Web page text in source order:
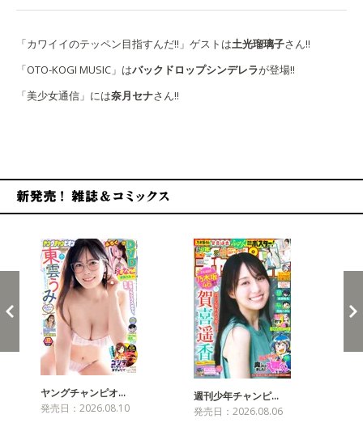
「カワイイのテッペン目指すんだ!!」ゲストは土光瑠璃子さん!!
「OTO-KOGI MUSIC」はバックドロップシンデレラが登場!!
「美少女通信」には奈月セナさん!!
ヤングチャンピオ…
発売日：2026.08.10
週刊少年チャンピ…
発売日：2026.08.06